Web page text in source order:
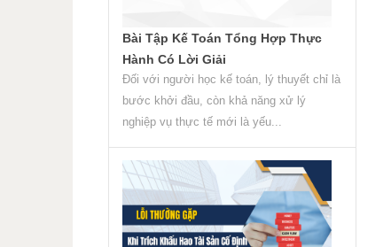
Bài Tập Kế Toán Tổng Hợp Thực
Hành Có Lời Giải
Đối với người học kế toán, lý thuyết chỉ là
bước khởi đầu, còn khả năng xử lý
nghiệp vụ thực tế mới là yếu...